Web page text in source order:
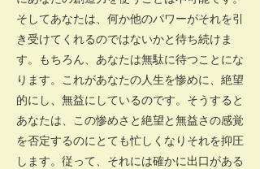
そしてあなたは、何か他のパワーがそれを引
き受けてくれるのではないかと待ち続けま
す。もちろん、あなたは無駄に待つことにな
ります。これがあなたの人生を惨めに、絶望
的にし、無益にしているのです。そうすると
あなたは、この惨めさと絶望と無益さの感覚
を否定するのにとても忙しくなりそれを抑圧
します。従って、それには確かに出口がある